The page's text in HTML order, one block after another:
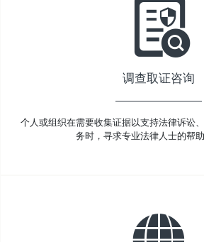
调查取证咨询
个人或组织在需要收集证据以支持法律诉讼
务时，寻求专业法律人士的帮助